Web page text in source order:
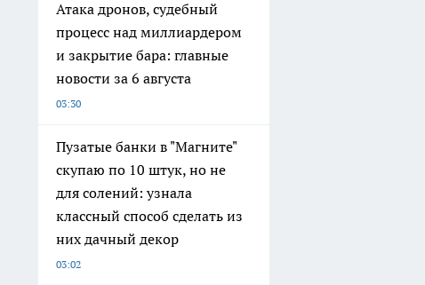
Атака дронов, судебный
процесс над миллиардером
и закрытие бара: главные
новости за 6 августа
03:30
Пузатые банки в "Магните"
скупаю по 10 штук, но не
для солений: узнала
классный способ сделать из
них дачный декор
03:02